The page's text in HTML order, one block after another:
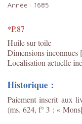
Année : 1685
*P.87
Huile sur toile
Dimensions inconnues
Localisation actuelle
Historique :
Paiement inscrit aux
(ms. 624, f° 3 : «